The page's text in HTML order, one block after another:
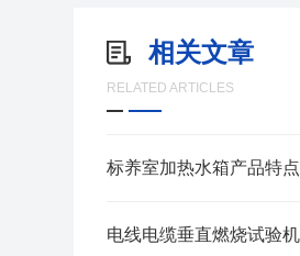
相关文章
RELATED ARTICLES
标养室加热水箱产品特点